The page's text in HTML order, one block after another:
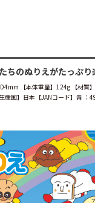
ちのぬりえがたっぷり
【本体重量】124g 【材質
産国】日本【JANコード】青